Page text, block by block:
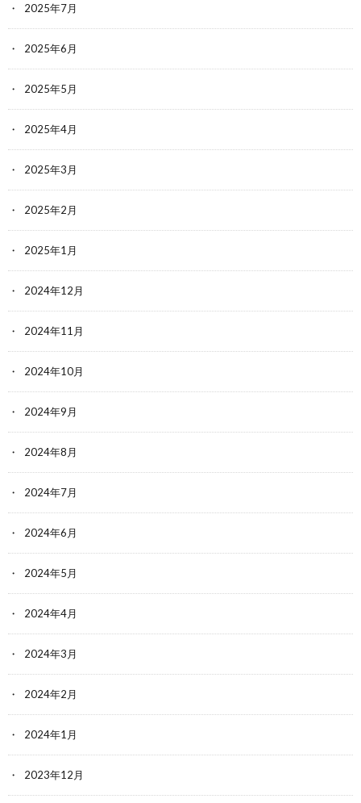
2025年7月
2025年6月
2025年5月
2025年4月
2025年3月
2025年2月
2025年1月
2024年12月
2024年11月
2024年10月
2024年9月
2024年8月
2024年7月
2024年6月
2024年5月
2024年4月
2024年3月
2024年2月
2024年1月
2023年12月